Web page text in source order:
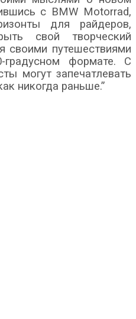
с BMW Motorrad,
для райдеров,
свой творческий
своими путешествиями
формате. С
могут запечатлевать
никогда раньше.”